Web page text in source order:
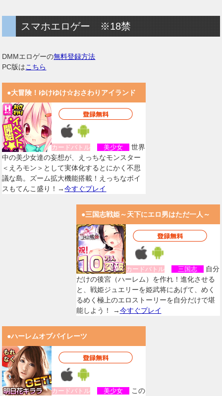
スマホエロゲー ※18禁
DMMエロゲーの無料登録方法
PC版はこちら
●大冒険！ゆけゆけ☆おさわりアイランド
カードバトル 美少女
世界
中の美少女達の妄想が、えっちなモンスター
＜えろモン＞として実体化するとにかく不思
議な島。ズーム拡大機能搭載！えっちなボイ
スもてんこ盛り！→今すぐプレイ
●三国志戦姫～天下にエロ男はただ一人～
カードバトル 三国志
自分
だけの後宮（ハーレム）を作れ！進化させる
と、戦姫ジュエリーを姫武将にあげて、めく
るめく極上のエロストーリーを自分だけで堪
能しよう！ →今すぐプレイ
●ハーレムオブパイレーツ
カードバトル 美少女
この